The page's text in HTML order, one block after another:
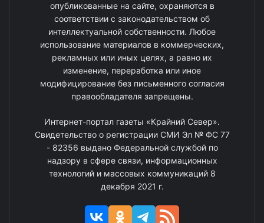
опубликованные на сайте, охраняются в
соответствии с законодательством об
интеллектуальной собственности. Любое
использование материалов в коммерческих,
рекламных или иных целях, а равно их
изменение, переработка или иное
модифицирование без письменного согласия
правообладателя запрещены.
Интернет-портал газеты «Крайний Север».
Свидетельство о регистрации СМИ Эл № ФС 77
- 82356 выдано Федеральной службой по
надзору в сфере связи, информационных
технологий и массовых коммуникаций 8
декабря 2021 г.